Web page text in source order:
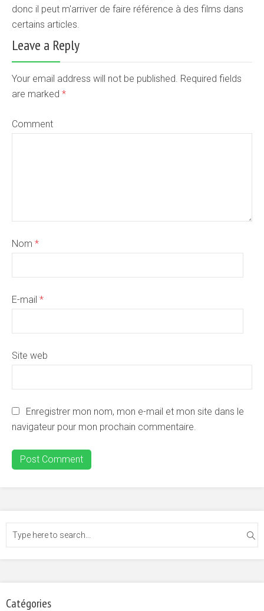
donc il peut m'arriver de faire référence à des films dans
certains articles.
Leave a Reply
Your email address will not be published. Required fields
are marked *
Comment
Nom *
E-mail *
Site web
Enregistrer mon nom, mon e-mail et mon site dans le
navigateur pour mon prochain commentaire.
Catégories